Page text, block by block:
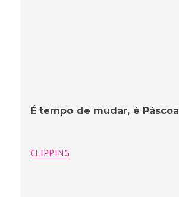
É tempo de mudar, é Páscoa
CLIPPING